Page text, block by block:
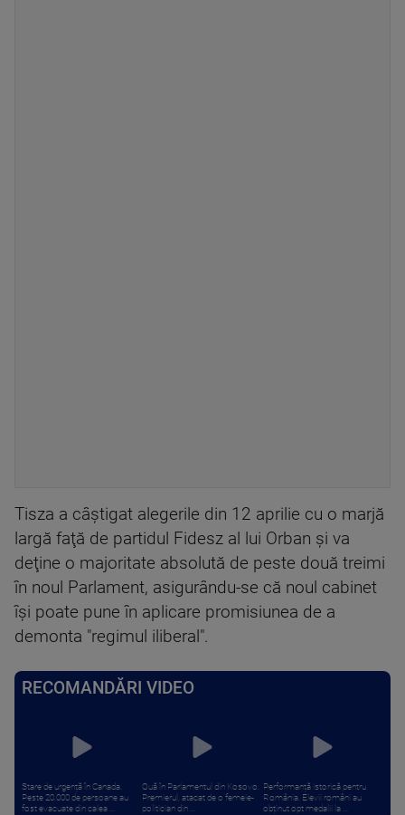
Tisza a câştigat alegerile din 12 aprilie cu o marjă
largă faţă de partidul Fidesz al lui Orban şi va
deţine o majoritate absolută de peste două treimi
în noul Parlament, asigurându-se că noul cabinet
îşi poate pune în aplicare promisiunea de a
demonta "regimul iliberal".
RECOMANDĂRI VIDEO
Stare de urgență în Canada.
Peste 20.000 de persoane au
fost evacuate din calea ...
Ouă în Parlamentul din Kosovo.
Premierul, atacat de o femeie-
politician din ...
Performanță istorică pentru
România. Elevii români au
obținut opt medalii la ...